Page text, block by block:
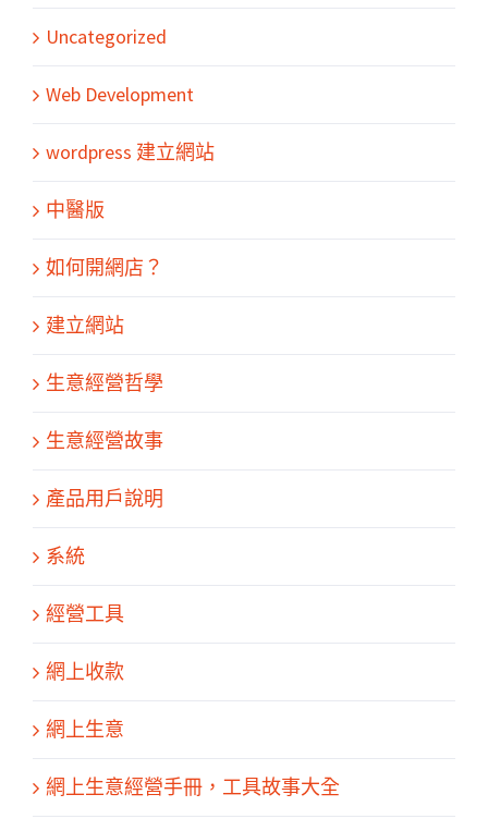
Uncategorized
Web Development
wordpress 建立網站
中醫版
如何開網店？
建立網站
生意經營哲學
生意經營故事
產品用戶說明
系統
經營工具
網上收款
網上生意
網上生意經營手冊，工具故事大全